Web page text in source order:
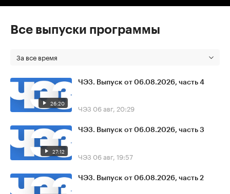
Все выпуски программы
За все время
26:20
ЧЭЗ. Выпуск от 06.08.2026, часть 4
ЧЭЗ 06 авг, 20:29
27:12
ЧЭЗ. Выпуск от 06.08.2026, часть 3
ЧЭЗ 06 авг, 19:57
ЧЭЗ. Выпуск от 06.08.2026, часть 2